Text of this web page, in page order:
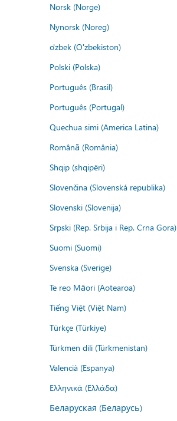
Norsk (Norge)
Nynorsk (Noreg)
o'zbek (O'zbekiston)
Polski (Polska)
Português (Brasil)
Português (Portugal)
Quechua simi (America Latina)
Română (România)
Shqip (shqipëri)
Slovenčina (Slovenská republika)
Slovenski (Slovenija)
Srpski (Rep. Srbija i Rep. Crna Gora)
Suomi (Suomi)
Svenska (Sverige)
Te reo Māori (Aotearoa)
Tiếng Việt (Việt Nam)
Türkçe (Türkiye)
Türkmen dili (Türkmenistan)
Valencià (Espanya)
Ελληνικά (Ελλάδα)
Беларуская (Беларусь)